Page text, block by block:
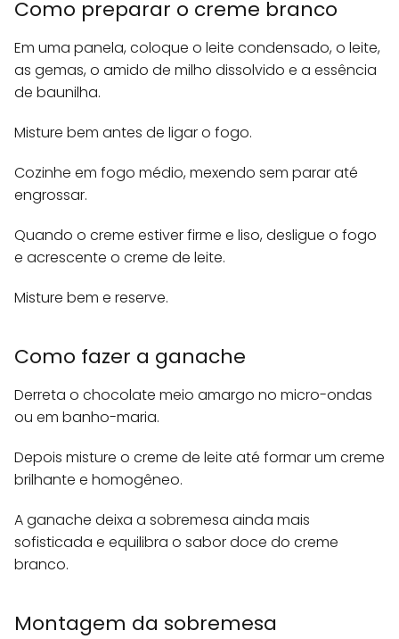
Como preparar o creme branco
Em uma panela, coloque o leite condensado, o leite,
as gemas, o amido de milho dissolvido e a essência
de baunilha.
Misture bem antes de ligar o fogo.
Cozinhe em fogo médio, mexendo sem parar até
engrossar.
Quando o creme estiver firme e liso, desligue o fogo
e acrescente o creme de leite.
Misture bem e reserve.
Como fazer a ganache
Derreta o chocolate meio amargo no micro-ondas
ou em banho-maria.
Depois misture o creme de leite até formar um creme
brilhante e homogêneo.
A ganache deixa a sobremesa ainda mais
sofisticada e equilibra o sabor doce do creme
branco.
Montagem da sobremesa